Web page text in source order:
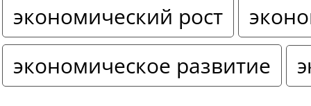
экономический рост
экономическое развитие